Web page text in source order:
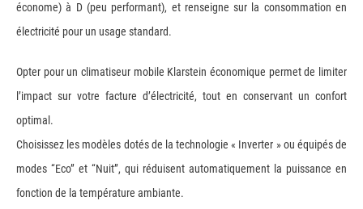
économe) à D (peu performant), et renseigne sur la consommation en
électricité pour un usage standard.
Opter pour un climatiseur mobile Klarstein économique permet de limiter
l’impact sur votre facture d’électricité, tout en conservant un confort
optimal.
Choisissez les modèles dotés de la technologie « Inverter » ou équipés de
modes “Eco” et “Nuit”, qui réduisent automatiquement la puissance en
fonction de la température ambiante.